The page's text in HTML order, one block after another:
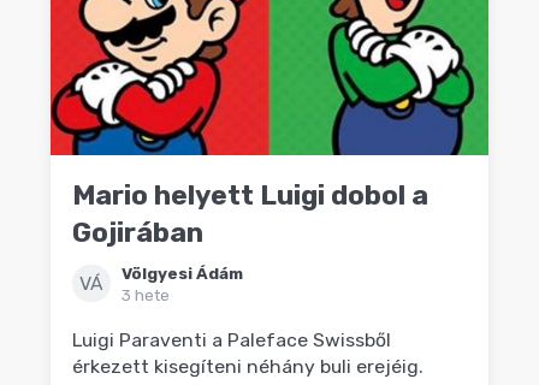
Mario helyett Luigi dobol a
Gojirában
VÁ
Völgyesi Ádám
3 hete
Luigi Paraventi a Paleface Swissből
érkezett kisegíteni néhány buli erejéig.